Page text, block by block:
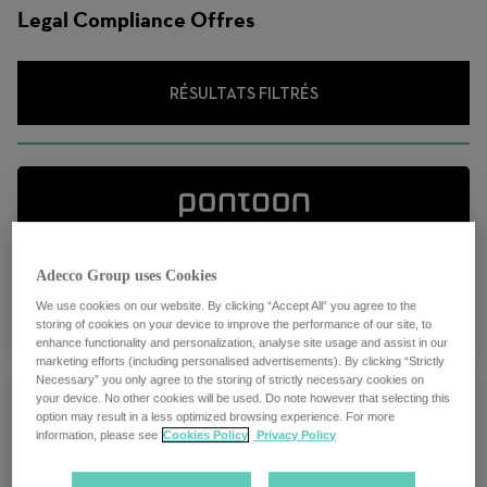
Legal Compliance Offres
RÉSULTATS FILTRÉS
Global Contracts Manager
Multiple locations
Adecco Group uses Cookies
We use cookies on our website. By clicking “Accept All” you agree to the
storing of cookies on your device to improve the performance of our site, to
enhance functionality and personalization, analyse site usage and assist in our
marketing efforts (including personalised advertisements). By clicking “Strictly
Necessary” you only agree to the storing of strictly necessary cookies on
your device. No other cookies will be used. Do note however that selecting this
option may result in a less optimized browsing experience. For more
information, please see Cookies Policy Privacy Policy